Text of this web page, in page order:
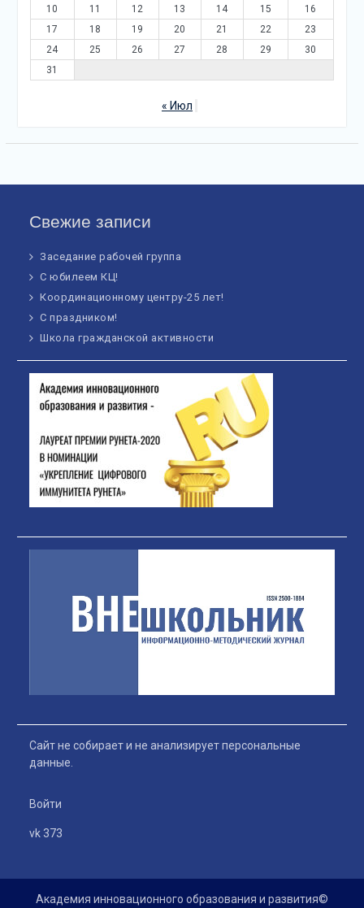
10
11 12 13 14 15
16
17
18 19 20 21 22
23
24
25 26 27 28 29
30
31
« Июл
Свежие записи
Заседание рабочей группа
С юбилеем КЦ!
Координационному центру-25 лет!
С праздником!
Школа гражданской активности
Сайт не собирает и не анализирует персональные
данные.
Войти
vk 373
Академия инновационного образования и развития©